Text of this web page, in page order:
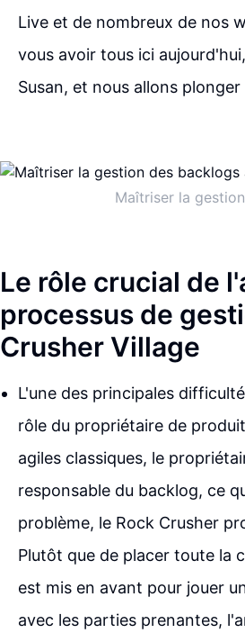
Live et de nombreux de nos
vous avoir tous ici
Susan, et nous allons
Maîtriser la
Le rôle crucial de
processus de
Crusher Village
L'une des principales
rôle du propriétaire de
agiles classiques, le
responsable du backlog, ce
problème, le Rock Crusher
Plutôt que de placer toute la
est mis en avant pour jouer
avec les parties prenantes,